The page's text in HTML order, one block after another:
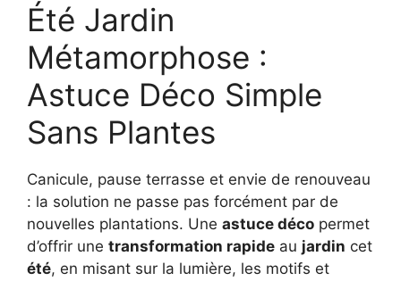
Été Jardin
Métamorphose :
Astuce Déco Simple
Sans Plantes
Canicule, pause terrasse et envie de renouveau
: la solution ne passe pas forcément par de
nouvelles plantations. Une astuce déco permet
d’offrir une transformation rapide au jardin cet
été, en misant sur la lumière, les motifs et